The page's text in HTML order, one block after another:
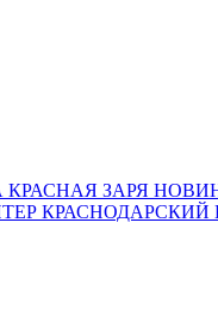
КРАСНАЯ ЗАРЯ
КРАСНОДАРСКИЙ